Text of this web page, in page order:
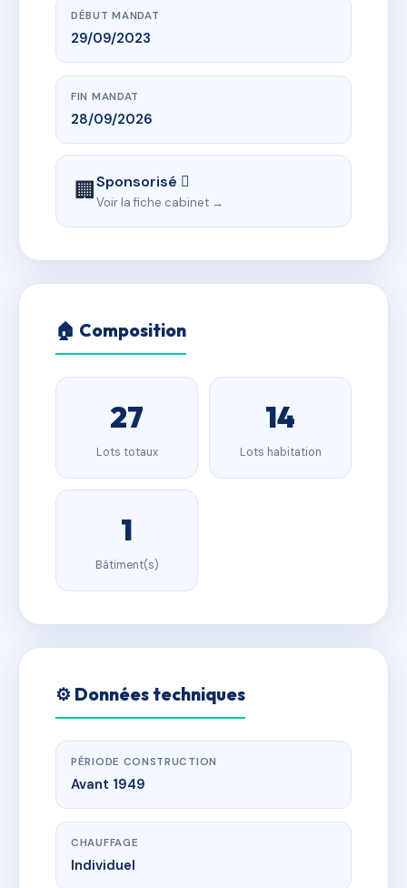
DÉBUT MANDAT
29/09/2023
FIN MANDAT
28/09/2026
🏢Sponsorisé 
Voir la fiche cabinet →
🏠 Composition
27
Lots totaux
14
Lots habitation
1
Bâtiment(s)
⚙️ Données techniques
PÉRIODE CONSTRUCTION
Avant 1949
CHAUFFAGE
Individuel